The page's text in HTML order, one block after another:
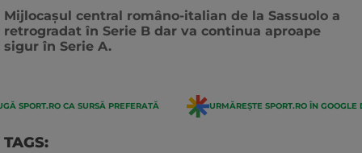
Mijlocașul central româno-italian de la Sassuolo a
retrogradat în Serie B dar va continua aproape
sigur în Serie A.
SPORT.RO CA SURSĂ PREFERATĂ URMĂREȘTE SPORT.RO ÎN GOOGLE
TAGS: